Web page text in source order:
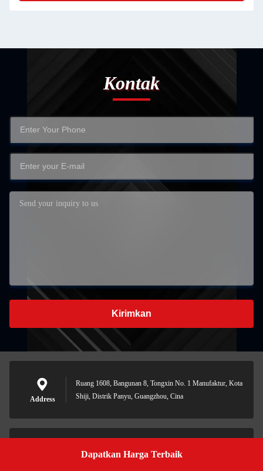
Dapatkan Harga Terbaik
Kontak
Kirimkan
Address
Ruang 1608, Bangunan 8, Tongxin No. 1 Manufaktur, Kota
Shiji, Distrik Panyu, Guangzhou, Cina
18665663291@163.com Get a Quote